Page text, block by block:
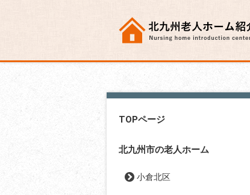
TOPページ
北九州市の老人ホーム
小倉北区